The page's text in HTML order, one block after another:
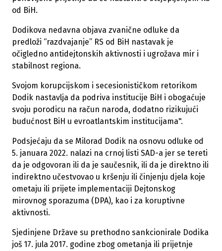
od BiH.
Dodikova nedavna objava zvanične odluke da
predloži “razdvajanje” RS od BiH nastavak je
očigledno antidejtonskih aktivnosti i ugrožava mir i
stabilnost regiona.
Svojom korupcijskom i secesionističkom retorikom
Dodik nastavlja da podriva institucije BiH i obogaćuje
svoju porodicu na račun naroda, dodatno rizikujući
budućnost BiH u evroatlantskim institucijama".
Podsjećaju da se Milorad Dodik na osnovu odluke od
5. januara 2022. nalazi na crnoj listi SAD-a jer se tereti
da je odgovoran ili da je saučesnik, ili da je direktno ili
indirektno učestvovao u kršenju ili činjenju djela koje
ometaju ili prijete implementaciji Dejtonskog
mirovnog sporazuma (DPA), kao i za koruptivne
aktivnosti.
Sjedinjene Države su prethodno sankcionirale Dodika
još 17. jula 2017. godine zbog ometanja ili prijetnje